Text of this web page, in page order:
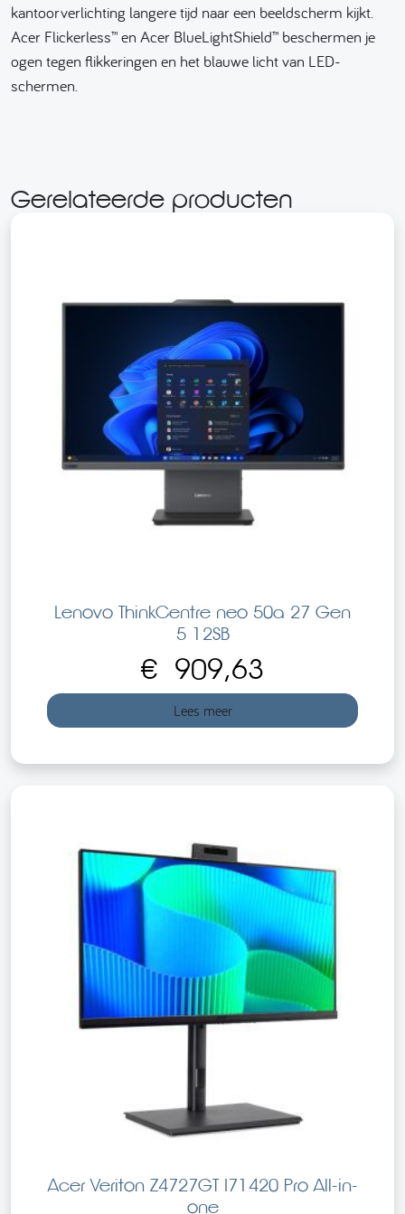
kantoorverlichting langere tijd naar een beeldscherm kijkt.
Acer Flickerless™ en Acer BlueLightShield™ beschermen je
ogen tegen flikkeringen en het blauwe licht van LED-
schermen.
Gerelateerde producten
Lenovo ThinkCentre neo 50a 27 Gen
5 12SB
€ 909,63
Lees meer
Acer Veriton Z4727GT I71420 Pro All-in-
one